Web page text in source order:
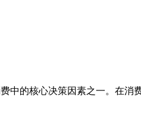
中的核心决策因素之一。在